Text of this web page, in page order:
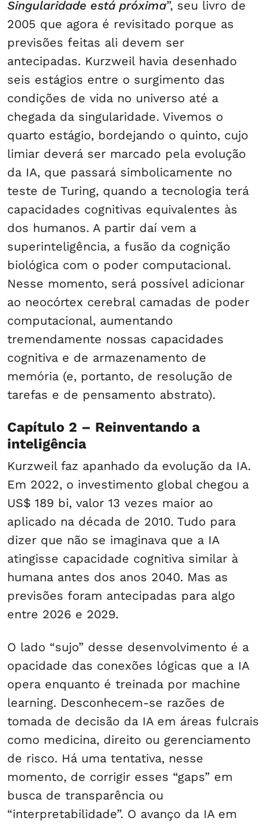
Singularidade está próxima”, seu livro de
2005 que agora é revisitado porque as
previsões feitas ali devem ser
antecipadas. Kurzweil havia desenhado
seis estágios entre o surgimento das
condições de vida no universo até a
chegada da singularidade. Vivemos o
quarto estágio, bordejando o quinto, cujo
limiar deverá ser marcado pela evolução
da IA, que passará simbolicamente no
teste de Turing, quando a tecnologia terá
capacidades cognitivas equivalentes às
dos humanos. A partir daí vem a
superinteligência, a fusão da cognição
biológica com o poder computacional.
Nesse momento, será possível adicionar
ao neocórtex cerebral camadas de poder
computacional, aumentando
tremendamente nossas capacidades
cognitiva e de armazenamento de
memória (e, portanto, de resolução de
tarefas e de pensamento abstrato).
Capítulo 2 – Reinventando a
inteligência
Kurzweil faz apanhado da evolução da IA.
Em 2022, o investimento global chegou a
US$ 189 bi, valor 13 vezes maior ao
aplicado na década de 2010. Tudo para
dizer que não se imaginava que a IA
atingisse capacidade cognitiva similar à
humana antes dos anos 2040. Mas as
previsões foram antecipadas para algo
entre 2026 e 2029.
O lado “sujo” desse desenvolvimento é a
opacidade das conexões lógicas que a IA
opera enquanto é treinada por machine
learning. Desconhecem-se razões de
tomada de decisão da IA em áreas fulcrais
como medicina, direito ou gerenciamento
de risco. Há uma tentativa, nesse
momento, de corrigir esses “gaps” em
busca de transparência ou
“interpretabilidade”. O avanço da IA em